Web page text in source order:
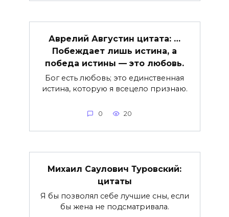
Аврелий Августин цитата: …
Побеждает лишь истина, а
победа истины — это любовь.
Бог есть любовь; это единственная
истина, которую я всецело признаю.
0 20
Михаил Саулович Туровский:
цитаты
Я бы позволял себе лучшие сны, если
бы жена не подсматривала.